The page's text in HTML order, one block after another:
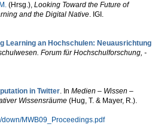
(Hrsg.), Looking Toward the Future of
and the Digital Native. IGI.
Learning an Hochschulen: Neuausrichtung
Forum für Hochschulforschung, -
in Twitter. In Medien – Wissen –
Wissensräume(Hug, T. & Mayer, R.).
MWB09_Proceedings.pdf